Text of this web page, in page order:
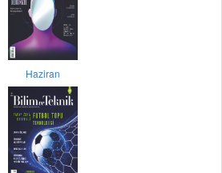
Haziran